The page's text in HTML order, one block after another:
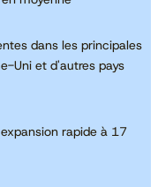
dans les principales
Uni et d'autres pays
rapide à 17